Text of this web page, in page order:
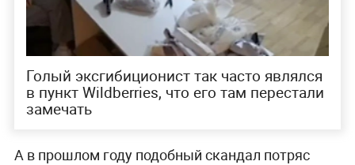
Голый эксгибиционист так часто являлся
в пункт Wildberries, что его там перестали
замечать
А в прошлом году подобный скандал потряс